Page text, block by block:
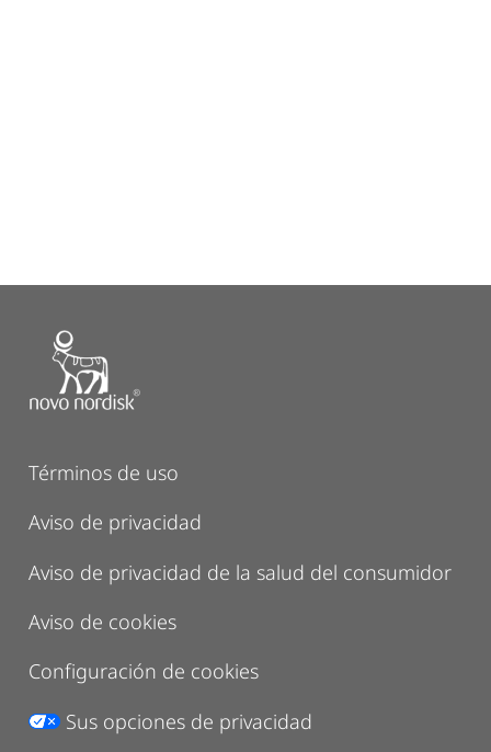
Términos de uso
Aviso de privacidad
Aviso de privacidad de la salud del consumidor
Aviso de cookies
Configuración de cookies
Sus opciones de privacidad